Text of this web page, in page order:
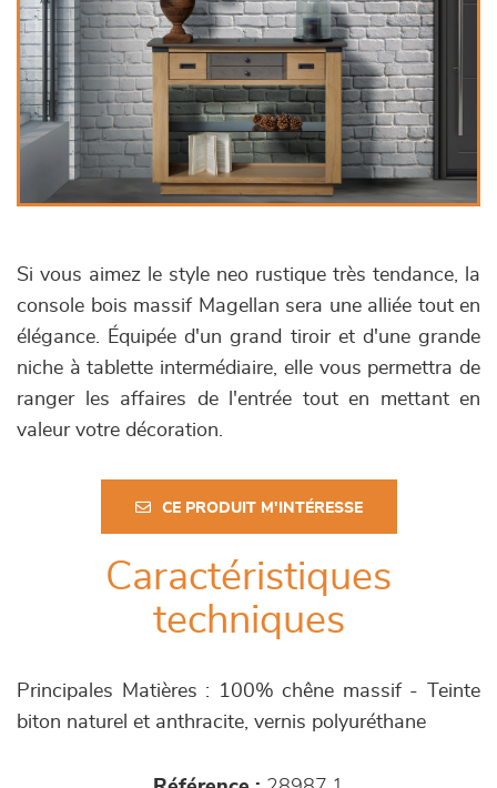
Si vous aimez le style neo rustique très tendance, la
console bois massif Magellan sera une alliée tout en
élégance. Équipée d'un grand tiroir et d'une grande
niche à tablette intermédiaire, elle vous permettra de
ranger les affaires de l'entrée tout en mettant en
valeur votre décoration.
CE PRODUIT M'INTÉRESSE
Caractéristiques
techniques
Principales Matières : 100% chêne massif - Teinte
biton naturel et anthracite, vernis polyuréthane